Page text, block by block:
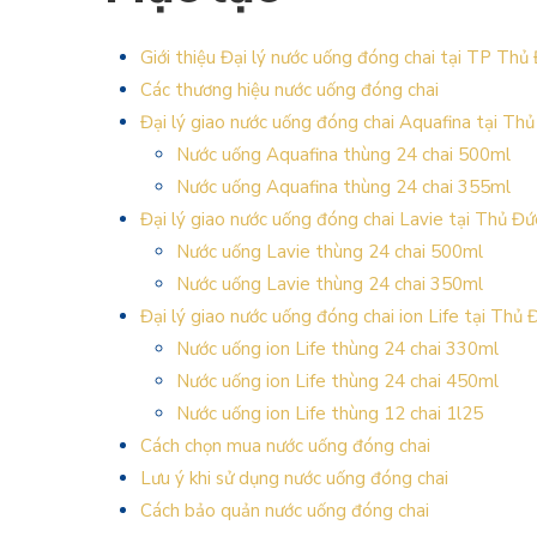
Giới thiệu Đại lý nước uống đóng chai tại TP Thủ
Các thương hiệu nước uống đóng chai
Đại lý giao nước uống đóng chai Aquafina tại
Nước uống Aquafina thùng 24 chai 500ml
Nước uống Aquafina thùng 24 chai 355ml
Đại lý giao nước uống đóng chai Lavie tại Thủ
Nước uống Lavie thùng 24 chai 500ml
Nước uống Lavie thùng 24 chai 350ml
Đại lý giao nước uống đóng chai ion Life tại Thủ
Nước uống ion Life thùng 24 chai 330ml
Nước uống ion Life thùng 24 chai 450ml
Nước uống ion Life thùng 12 chai 1l25
Cách chọn mua nước uống đóng chai
Lưu ý khi sử dụng nước uống đóng chai
Cách bảo quản nước uống đóng chai